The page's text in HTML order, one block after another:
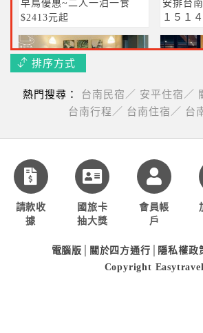
早鳥優惠~二人一泊一食
$2413元起
安排台
１５１
漫旅今回
古根嚼旅
$2040起
排序方式
熱門搜尋： 台南民宿／ 安平住宿／
台南行程／ 台南住宿／ 台
請款收
據
國旅卡
抽大獎
會員帳
戶
電腦版 關於四方通行 隱私權政
Copyright Easytravel